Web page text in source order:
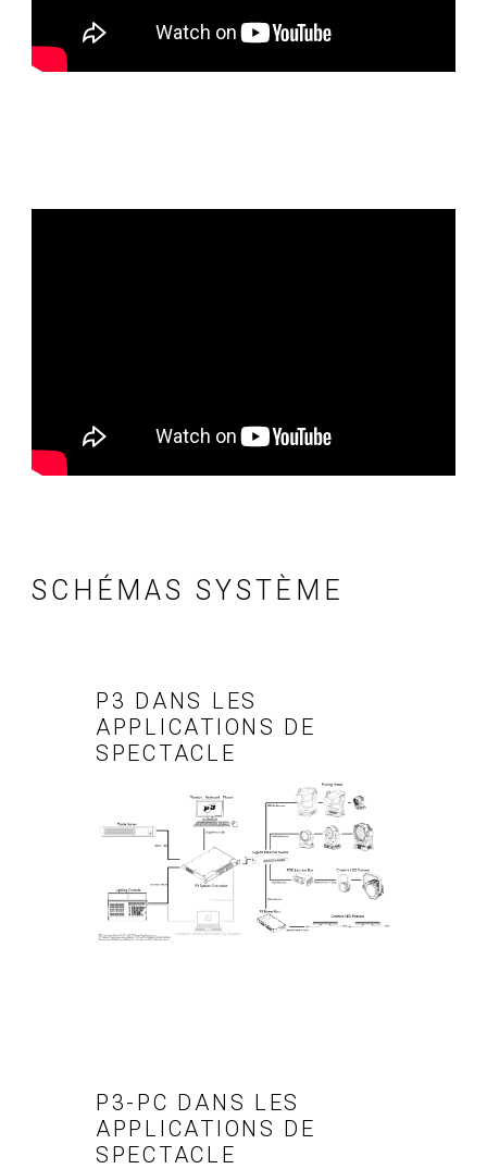
SCHÉMAS SYSTÈME
P3 DANS LES
APPLICATIONS DE
SPECTACLE
P3-PC DANS LES
APPLICATIONS DE
SPECTACLE